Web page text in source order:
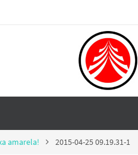
amarela! 2015-04-25 09.19.31-1